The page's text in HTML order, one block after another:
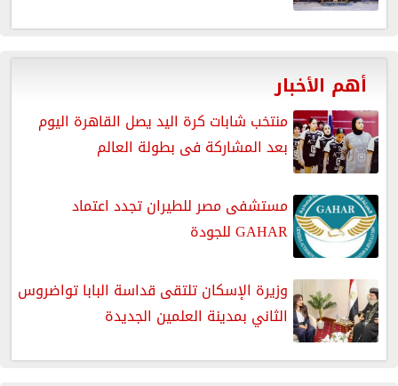
أهم الأخبار
منتخب شابات كرة اليد يصل القاهرة اليوم
بعد المشاركة فى بطولة العالم
مستشفى مصر للطيران تجدد اعتماد
GAHAR للجودة
وزيرة الإسكان تلتقى قداسة البابا تواضروس
الثاني بمدينة العلمين الجديدة